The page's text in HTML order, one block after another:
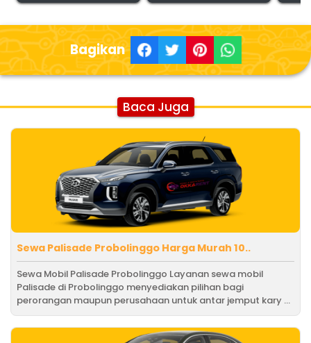
Bagikan
Baca Juga
Sewa Palisade Probolinggo Harga Murah 10..
Sewa Mobil Palisade Probolinggo Layanan sewa mobil
Palisade di Probolinggo menyediakan pilihan bagi
perorangan maupun perusahaan untuk antar jemput kary ...